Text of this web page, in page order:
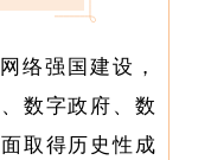
络强国建设，
数字政府、数
取得历史性成